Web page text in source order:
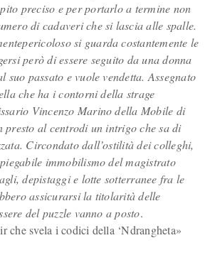
preciso e per portarlo a termine non
di cadaveri che si lascia alle spalle.
si guarda costantemente le
però di essere seguito da una donna
passato e vuole vendetta. Assegnato
che ha i contorni della strage
Vincenzo Marino della Mobile di
presto al centrodi un intrigo che sa di
Circondato dall’ostilità dei colleghi,
immobilismo del magistrato
depistaggi e lotte sotterranee fra le
assicurarsi la titolarità delle
del puzzle vanno a posto.
che svela i codici della ‘Ndrangheta»